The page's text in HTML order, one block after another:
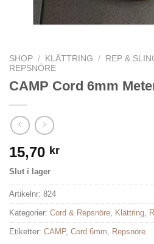
SHOP / KLÄTTRING / REP &
REPSNÖRE
CAMP Cord 6mm
15,70 kr
Slut i lager
Artikelnr: 824
Kategorier: Cord & Repsnöre Klättring
Etiketter: CAMP, Cord 6mm Repsnöre